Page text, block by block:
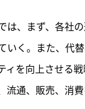
は、まず、各社
いく。また、代
ィを向上させる
流通、販売、消費